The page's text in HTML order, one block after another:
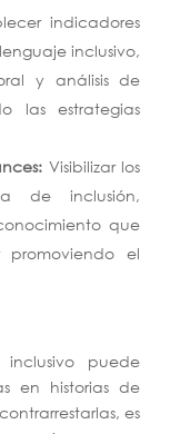
indicadores
inclusivo,
y análisis de
las estrategias
Visibilizar los
de inclusión,
que
el
puede
en historias de
es